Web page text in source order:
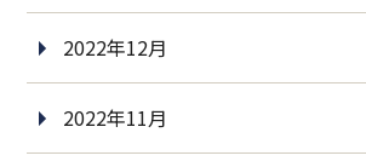
2022年12月
2022年11月